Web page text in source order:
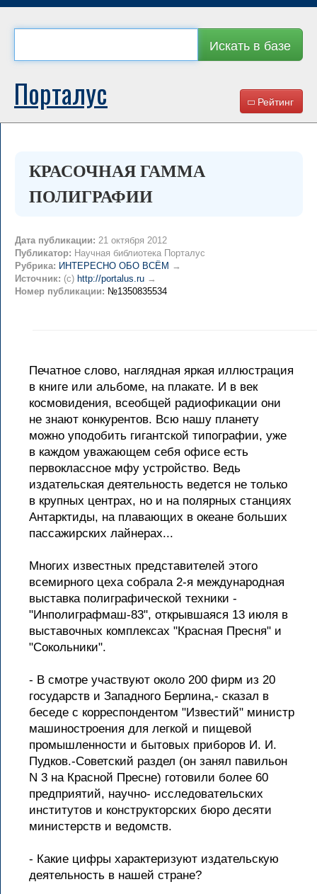
Искать в базе
Рейтинг
Порталус
КРАСОЧНАЯ ГАММА
ПОЛИГРАФИИ
Дата публикации: 21 октября 2012
Публикатор: Научная библиотека Порталус
Рубрика: ИНТЕРЕСНО ОБО ВСЁМ →
Источник: (c) http://portalus.ru →
Номер публикации: №1350835534
Печатное слово, наглядная яркая иллюстрация
в книге или альбоме, на плакате. И в век
космовидения, всеобщей радиофикации они
не знают конкурентов. Всю нашу планету
можно уподобить гигантской типографии, уже
в каждом уважающем себя офисе есть
первоклассное мфу устройство. Ведь
издательская деятельность ведется не только
в крупных центрах, но и на полярных станциях
Антарктиды, на плавающих в океане больших
пассажирских лайнерах...
Многих известных представителей этого
всемирного цеха собрала 2-я международная
выставка полиграфической техники -
"Инполиграфмаш-83", открывшаяся 13 июля в
выставочных комплексах "Красная Пресня" и
"Сокольники".
- В смотре участвуют около 200 фирм из 20
государств и Западного Берлина,- сказал в
беседе с корреспондентом "Известий" министр
машиностроения для легкой и пищевой
промышленности и бытовых приборов И. И.
Пудков.-Советский раздел (он занял павильон
N 3 на Красной Пресне) готовили более 60
предприятий, научно- исследовательских
институтов и конструкторских бюро десяти
министерств и ведомств.
- Какие цифры характеризуют издательскую
деятельность в нашей стране?